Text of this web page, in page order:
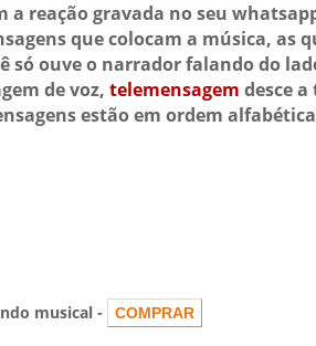
a reação gravada no seu
que colocam a música, as
ouve o narrador falando do
de voz, telemensagem desce
estão em ordem
musical -